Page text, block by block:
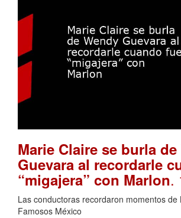
Marie Claire se burla
Guevara al recordarle
“migajera” con Marlon.
Las conductoras recordaron momentos de
Famosos México